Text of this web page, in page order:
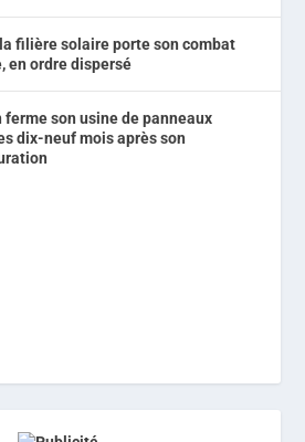
filière solaire porte son combat
en ordre dispersé
ferme son usine de panneaux
dix-neuf mois après son